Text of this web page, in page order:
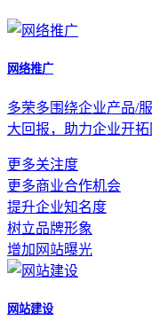
网络推广
多荣多围绕企业产品/
大回报，助力企业开
更多关注度
更多商业合作机会
提升企业知名度
树立品牌形象
增加网站曝光
网站建设